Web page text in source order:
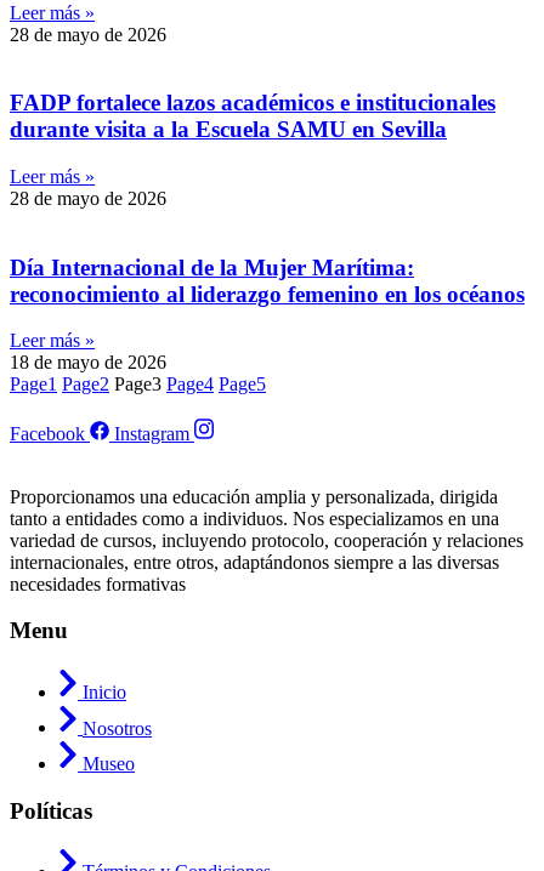
Leer más »
28 de mayo de 2026
FADP fortalece lazos académicos e institucionales
durante visita a la Escuela SAMU en Sevilla
Leer más »
28 de mayo de 2026
Día Internacional de la Mujer Marítima:
reconocimiento al liderazgo femenino en los océanos
Leer más »
18 de mayo de 2026
Page1 Page2 Page3 Page4 Page5
Facebook Instagram
Proporcionamos una educación amplia y personalizada, dirigida
tanto a entidades como a individuos. Nos especializamos en una
variedad de cursos, incluyendo protocolo, cooperación y relaciones
internacionales, entre otros, adaptándonos siempre a las diversas
necesidades formativas
Menu
Inicio
Nosotros
Museo
Políticas